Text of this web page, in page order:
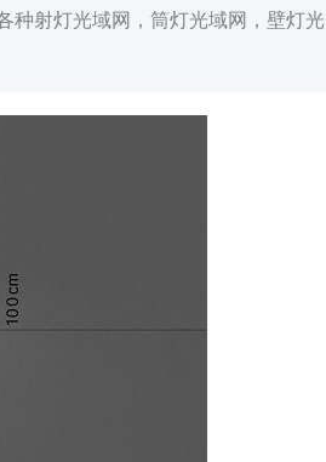
种射灯光域网，筒灯光域网，壁灯光